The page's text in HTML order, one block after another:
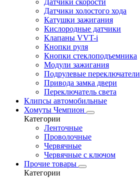
Датчики скорости
Датчики холостого хода
Катушки зажигания
Кислородные датчики
Клапаны VVT-i
Кнопки руля
Кнопки стеклоподъемника
Модули зажигания
Подрулевые переключатели
Привода замка двери
Переключатель света
Клипсы автомобильные
Хомуты Чемпион
Категории
Ленточные
Проволочные
Червячные
Червячные с ключом
Прочие товары
Категории